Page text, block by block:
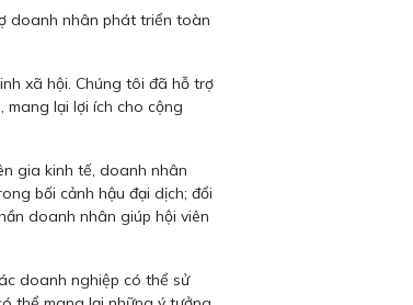
doanh nhân phát triển toàn
xã hội. Chúng tôi đã hỗ trợ
lại lợi ích cho cộng
gia kinh tế, doanh nhân
bối cảnh hậu đại dịch; đổi
doanh nhân giúp hội viên
doanh nghiệp có thể sử